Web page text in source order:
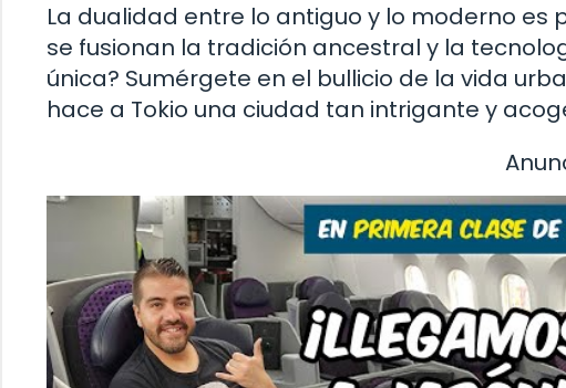
La dualidad entre lo antiguo y lo moderno es
se fusionan la tradición ancestral y la
única? Sumérgete en el bullicio de la vida
hace a Tokio una ciudad tan intrigante y